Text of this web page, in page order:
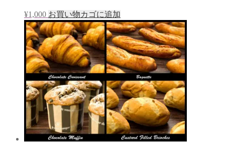
¥1,000 お買い物カゴに追加